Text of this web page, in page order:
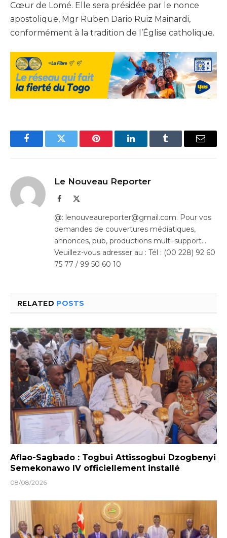
Cœur de Lomé. Elle sera présidée par le nonce
apostolique, Mgr Ruben Dario Ruiz Mainardi,
conformément à la tradition de l’Église catholique.
FacebookTwitter Pinterest LinkedInTumblr Email
Le Nouveau Reporter
Facebook
@: lenouveaureporter@gmail.com. Pour vos
demandes de couvertures médiatiques,
annonces, pub, productions multi-support…
Veuillez-vous adresser au : Tél : (00 228) 92 60
75 77 / 99 50 60 10
RELATED POSTS
Aflao-Sagbado : Togbui Attissogbui Dzogbenyi
Semekonawo IV officiellement installé
08/08/2026